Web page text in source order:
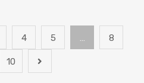
4 5 … 8
10